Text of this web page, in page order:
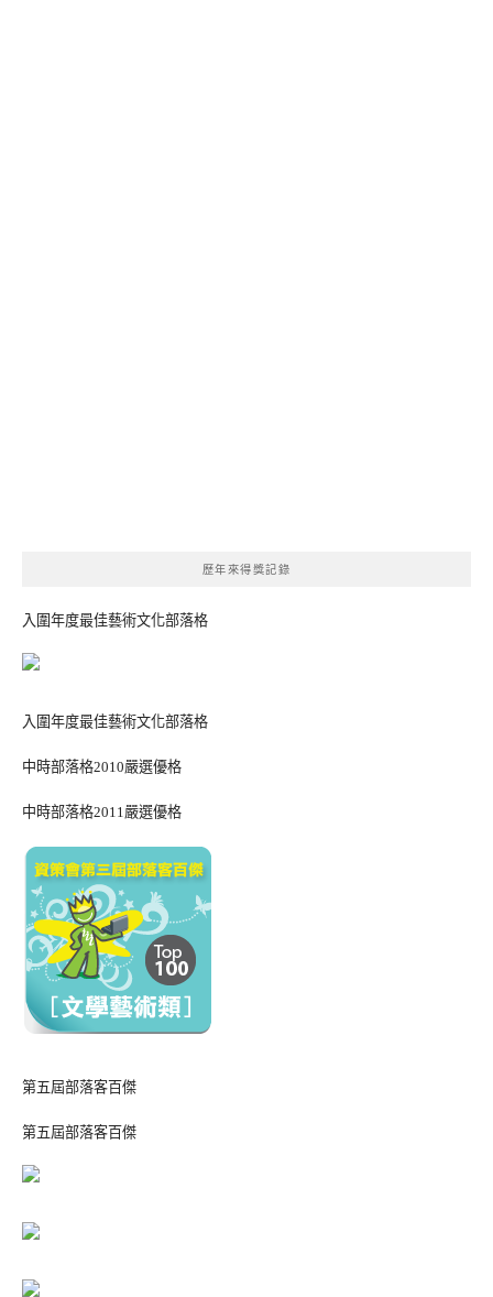
歷年來得獎記錄
入圍年度最佳藝術文化部落格
入圍年度最佳藝術文化部落格
中時部落格2010嚴選優格
中時部落格2011嚴選優格
第五屆部落客百傑
第五屆部落客百傑